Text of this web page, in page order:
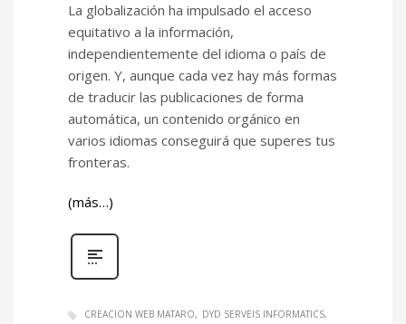
La globalización ha impulsado el acceso
equitativo a la información,
independientemente del idioma o país de
origen. Y, aunque cada vez hay más formas
de traducir las publicaciones de forma
automática, un contenido orgánico en
varios idiomas conseguirá que superes tus
fronteras.
(más…)
CREACION WEB MATARO
DYD SERVEIS INFORMATICS